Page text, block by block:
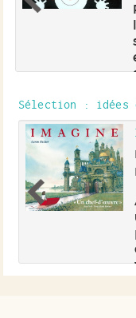
Sélection : idées